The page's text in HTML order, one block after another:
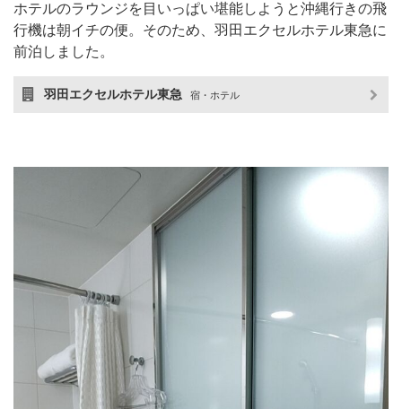
ホテルのラウンジを目いっぱい堪能しようと沖縄行きの飛
行機は朝イチの便。そのため、羽田エクセルホテル東急に
前泊しました。
羽田エクセルホテル東急 宿・ホテル